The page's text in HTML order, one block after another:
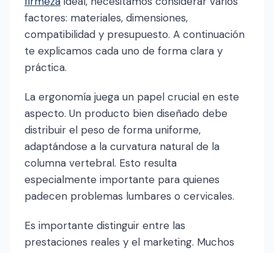
factores: materiales, dimensiones,
compatibilidad y presupuesto. A continuación
te explicamos cada uno de forma clara y
práctica.
La ergonomía juega un papel crucial en este
aspecto. Un producto bien diseñado debe
distribuir el peso de forma uniforme,
adaptándose a la curvatura natural de la
columna vertebral. Esto resulta
especialmente importante para quienes
padecen problemas lumbares o cervicales.
Es importante distinguir entre las
prestaciones reales y el marketing. Muchos